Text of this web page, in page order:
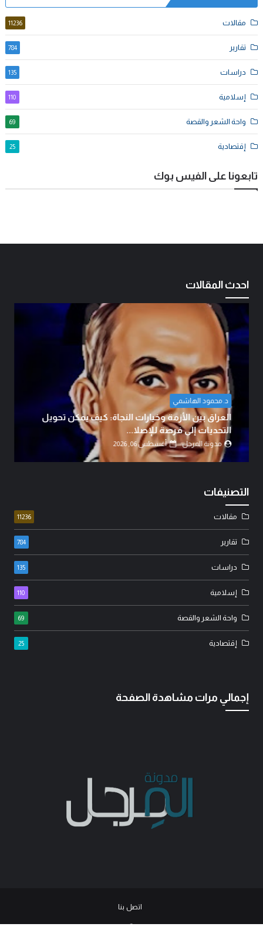
مقالات 11236
تقارير 784
دراسات 135
إسلامية 110
واحة الشعر والقصة 69
إقتصادية 25
تابعونا على الفيس بوك
احدث المقالات
ضياء ابو معارج الدراجي
الوطنجية… عندما يُستغل علم العراق لإثارة الفتنة..!
مدونة المرجل أغسطس 06, 2026
التصنيفات
مقالات 11236
تقارير 784
دراسات 135
إسلامية 110
واحة الشعر والقصة 69
إقتصادية 25
إجمالي مرات مشاهدة الصفحة
اتصل بنا